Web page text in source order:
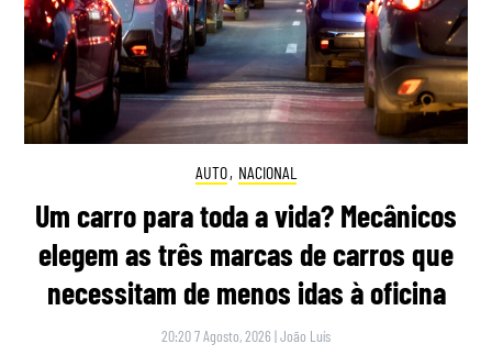
AUTO, NACIONAL
Um carro para toda a vida? Mecânicos
elegem as três marcas de carros que
necessitam de menos idas à oficina
20:20 7 Agosto, 2026 |João Luís